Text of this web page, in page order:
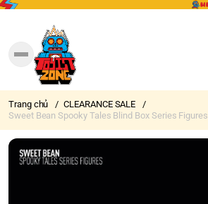
Trang chủ / CLEARANCE SALE
/
Sweet Bean Spooky Tales Blind Box Series Figures